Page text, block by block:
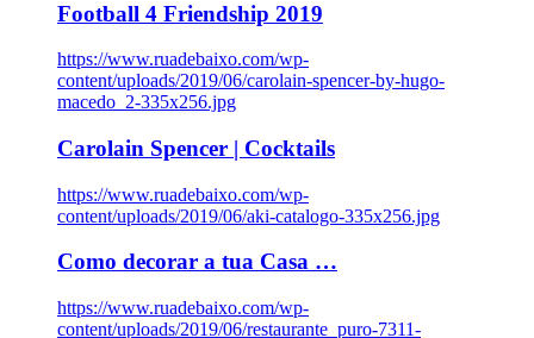
Football 4 Friendship 2019
https://www.ruadebaixo.com/wp-
content/uploads/2019/06/carolain-spencer-by-hugo-
macedo_2-335x256.jpg
Carolain Spencer | Cocktails
https://www.ruadebaixo.com/wp-
content/uploads/2019/06/aki-catalogo-335x256.jpg
Como decorar a tua Casa …
https://www.ruadebaixo.com/wp-
content/uploads/2019/06/restaurante_puro-7311-